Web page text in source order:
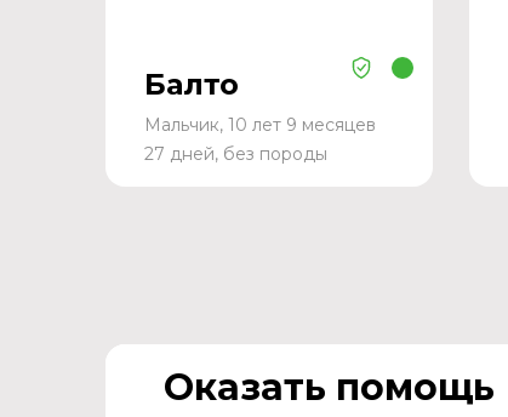
Балто
Мальчик, 10 лет 9 месяцев
27 дней, без породы
Оказать помощь